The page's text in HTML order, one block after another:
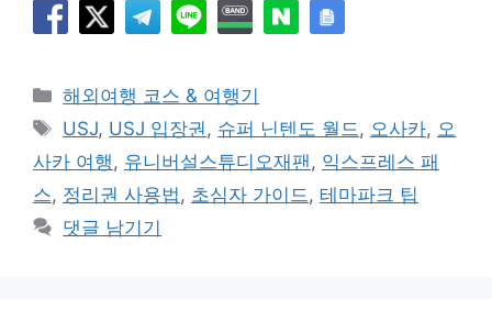
카
테
리
해외여행 코스 & 여행기
태
그
USJ, USJ 입장권, 슈퍼 닌텐도 월드, 오사카, 오
사카 여행, 유니버설스튜디오재팬, 익스프레스 패
스, 정리권 사용법, 초심자 가이드, 테마파크 팁
댓글 남기기